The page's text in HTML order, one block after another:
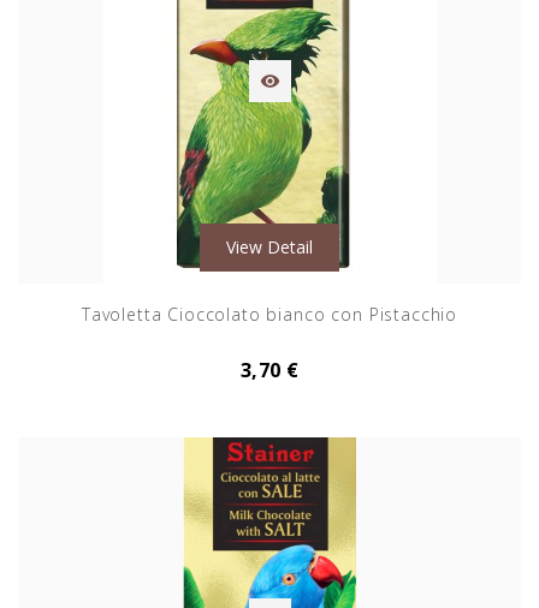

View Detail
Tavoletta Cioccolato bianco con Pistacchio
3,70 €